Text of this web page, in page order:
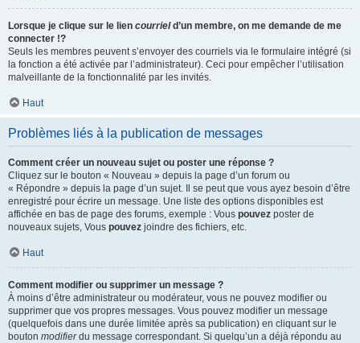
Lorsque je clique sur le lien courrield’un membre, on me demande de me
connecter !?
Seuls les membres peuvent s’envoyer des courriels via le formulaire intégré (si
la fonction a été activée par l’administrateur). Ceci pour empêcher l’utilisation
malveillante de la fonctionnalité par les invités.
Haut
Problèmes liés à la publication de messages
Comment créer un nouveau sujet ou poster une réponse ?
Cliquez sur le bouton « Nouveau » depuis la page d’un forum ou
« Répondre » depuis la page d’un sujet. Il se peut que vous ayez besoin d’être
enregistré pour écrire un message. Une liste des options disponibles est
affichée en bas de page des forums, exemple : Vous pouvez poster de
nouveaux sujets, Vous pouvez joindre des fichiers, etc.
Haut
Comment modifier ou supprimer un message ?
À moins d’être administrateur ou modérateur, vous ne pouvez modifier ou
supprimer que vos propres messages. Vous pouvez modifier un message
(quelquefois dans une durée limitée après sa publication) en cliquant sur le
bouton modifierdu message correspondant. Si quelqu’un a déjà répondu au